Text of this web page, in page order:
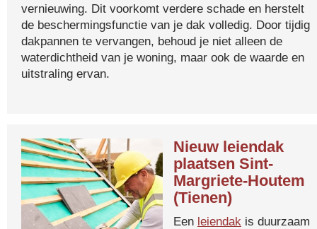
vernieuwing. Dit voorkomt verdere schade en herstelt
de beschermingsfunctie van je dak volledig. Door tijdig
dakpannen te vervangen, behoud je niet alleen de
waterdichtheid van je woning, maar ook de waarde en
uitstraling ervan.
Nieuw leiendak
plaatsen Sint-
Margriete-Houtem
(Tienen)
Een leiendak is duurzaam